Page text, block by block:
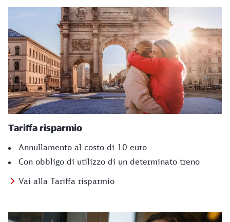
Tariffa risparmio
Annullamento al costo di 10 euro
Con obbligo di utilizzo di un determinato treno
Vai alla Tariffa risparmio